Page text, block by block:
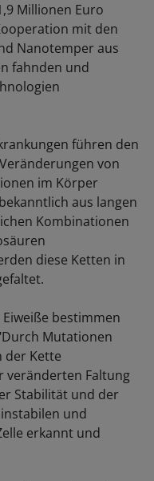
Millionen Euro
mit den
Nanotemper aus
fahnden und
führen den
von
im Körper
aus langen
Kombinationen
diese Ketten in
bestimmen
Mutationen
der Kette
veränderten Faltung
Stabilität und der
und
erkannt und